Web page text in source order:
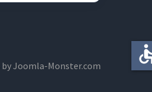
by Joomla-Monster.com